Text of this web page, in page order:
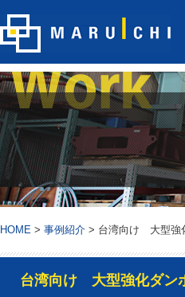
HOME > 事例紹介 > 台湾向け 大型強
台湾向け 大型強化ダ